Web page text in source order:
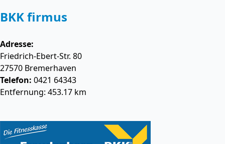
BKK firmus
Adresse:
Friedrich-Ebert-Str. 80
27570 Bremerhaven
Telefon: 0421 64343
Entfernung: 453.17 km